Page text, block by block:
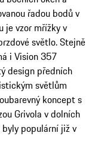
řadou bodů v
je vzor mřížky v
světlo. Stejně
i Vision 357
design předních
světlům
koncept s
Grivola v dolních
populární již v